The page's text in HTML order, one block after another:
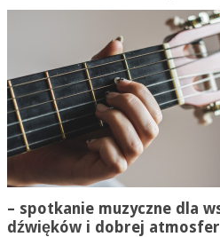
– spotkanie muzyczne dla
dźwięków i dobrej